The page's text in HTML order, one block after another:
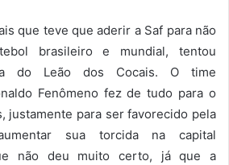
que teve que aderir a Saf para não
brasileiro e mundial, tentou
do Leão dos Cocais. O time
Fenômeno fez de tudo para o
justamente para ser favorecido pela
sua torcida na capital
não deu muito certo, já que a